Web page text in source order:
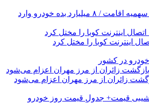
کاسبی خارج‌نشین‌ها با سهمیه اقامت / ۸ میلیارد بده خودرو وارد
اینترنت کوبا را مختل کرد
قیمت+ جدول قیمت روز خودرو